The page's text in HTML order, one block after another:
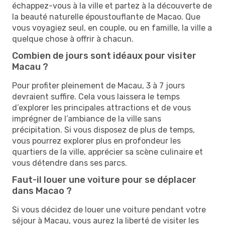
échappez-vous à la ville et partez à la découverte de
la beauté naturelle époustouflante de Macao. Que
vous voyagiez seul, en couple, ou en famille, la ville a
quelque chose à offrir à chacun.
Combien de jours sont idéaux pour visiter
Macau ?
Pour profiter pleinement de Macau, 3 à 7 jours
devraient suffire. Cela vous laissera le temps
d’explorer les principales attractions et de vous
imprégner de l’ambiance de la ville sans
précipitation. Si vous disposez de plus de temps,
vous pourrez explorer plus en profondeur les
quartiers de la ville, apprécier sa scène culinaire et
vous détendre dans ses parcs.
Faut-il louer une voiture pour se déplacer
dans Macao ?
Si vous décidez de louer une voiture pendant votre
séjour à Macau, vous aurez la liberté de visiter les